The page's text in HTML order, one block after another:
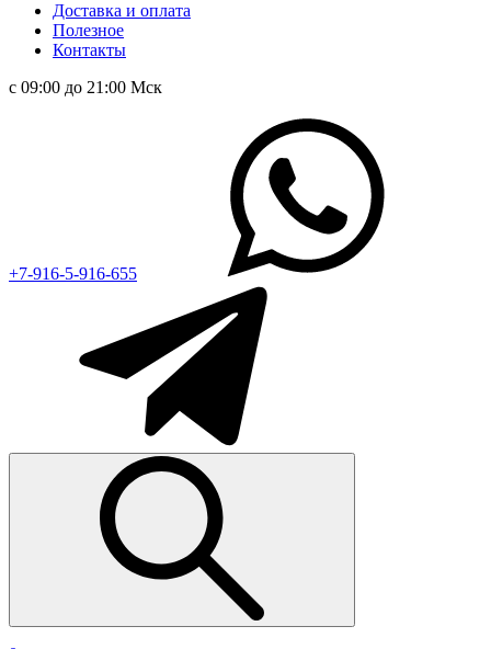
Доставка и оплата
Полезное
Контакты
с 09:00 до 21:00 Мск
+7-916-5-916-655